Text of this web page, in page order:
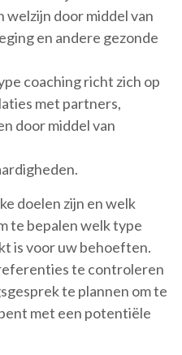
welzijn door middel van
en andere gezonde
coaching richt zich op
met partners,
door middel van
doelen zijn en welk
te bepalen welk type
is voor uw behoeften.
te controleren
te plannen om te
met een potentiële